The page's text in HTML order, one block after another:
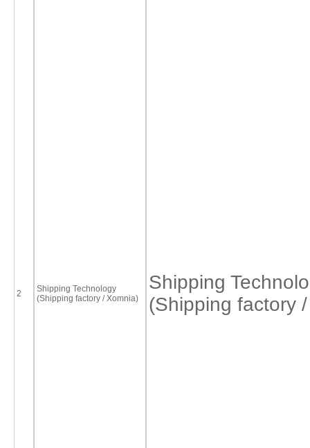
2
Shipping Technology
(Shipping factory / Xomnia)
Shipping
(Shipping factory